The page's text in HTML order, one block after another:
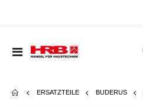
Navigation
ERSATZTEILE BUDERUS